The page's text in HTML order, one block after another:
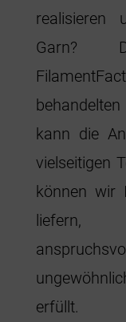
realisieren
Garn?
kann die
vielseitigen
können wir
erfüllt.